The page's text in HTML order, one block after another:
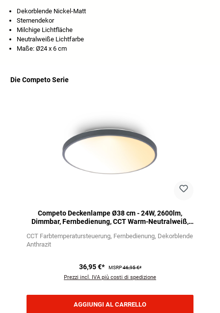
Dekorblende Nickel-Matt
Sternendekor
Milchige Lichtfläche
Neutralweiße Lichtfarbe
Maße: Ø24 x 6 cm
Die Competo Serie
Competo Deckenlampe Ø38 cm - 24W, 2600lm,
Dimmbar, Fernbedienung, CCT Warm-Neutralweiß,
CCT Farbtemperatursteuerung Fernbedienung Dekorblende
Anthrazit
36,95 €* MSRP46,95 €*
Prezzi incl. IVA più costi di spedizione
AGGIUNGI AL CARRELLO